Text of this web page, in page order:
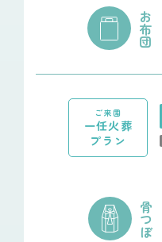
お
布
団
ご来園
一任火葬
プラン
骨
つ
ぼ